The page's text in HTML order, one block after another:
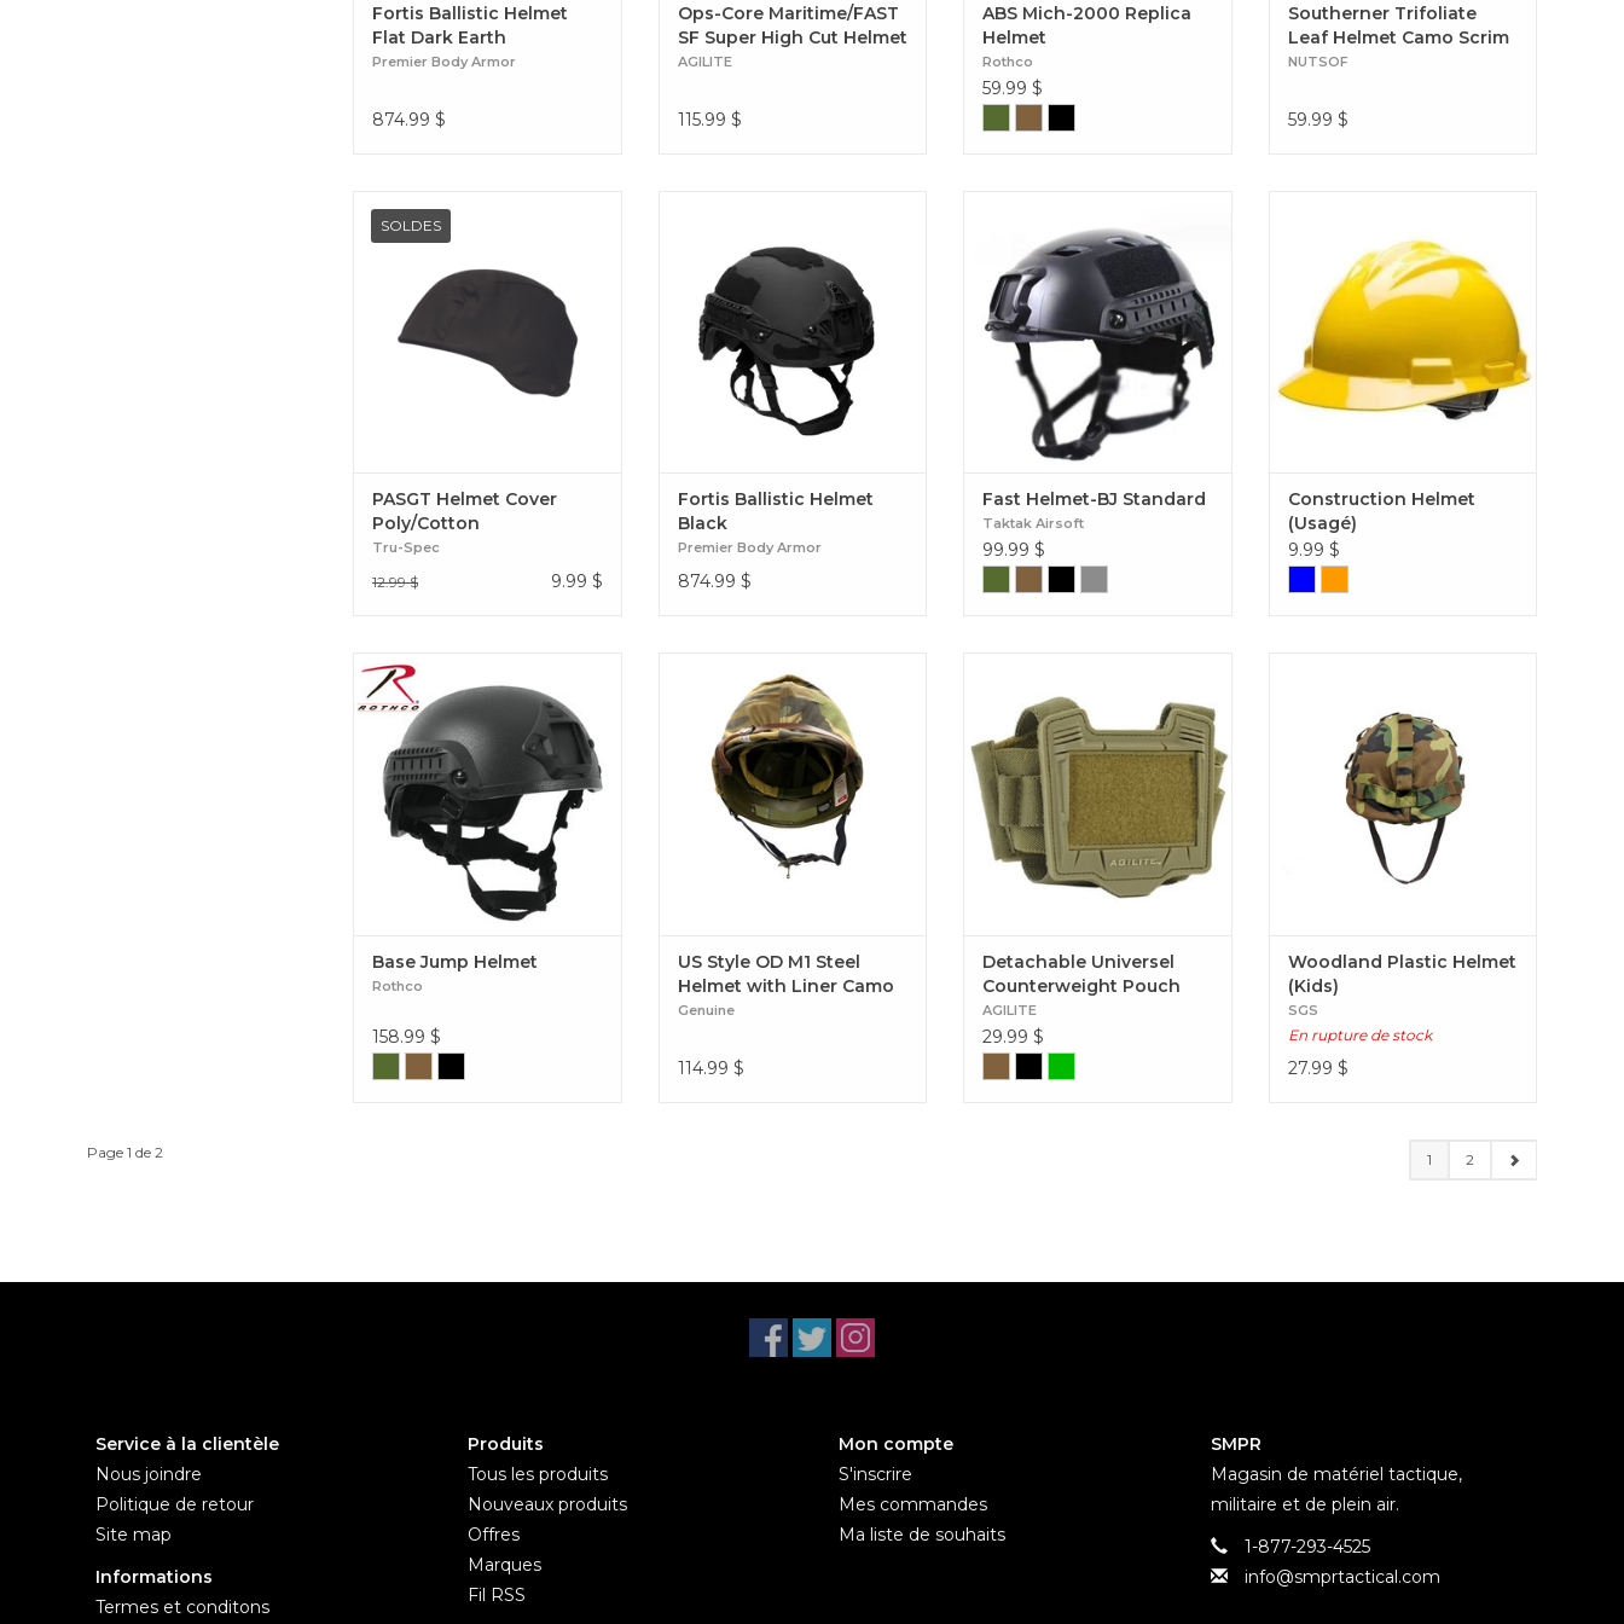
Fortis Ballistic Helmet
Flat Dark Earth
Premier Body Armor
874.99 $
Ops-Core Maritime/FAST
SF Super High Cut Helmet
Cover-Gen4 Multicam
AGILITE
115.99 $
ABS Mich-2000 Replica
Helmet
Rothco
59.99 $
Southerner Trifoliate
Leaf Helmet Camo Scrim
M81 Woodland
NUTSOF
59.99 $
SOLDES
PASGT Helmet Cover
Poly/Cotton
Tru-Spec
12.99 $ 9.99 $
également contre les explosions et
les débris qui les accompagnent.
Fortis Ballistic Helmet Black
Fortis Ballistic Helmet
Black
Premier Body Armor
874.99 $
BJ Standard
Fast Helmet-BJ Standard
Taktak Airsoft
99.99 $
Construction Helmet
(Usagé)
9.99 $
Base Jump Helmet
Rothco
158.99 $
couleur olive, avec housse de
camouflage intérieure US Style OD
M1 Steel Helmet with Liner Camo
US Style OD M1 Steel
Helmet with Liner Camo
Cover
Genuine
114.99 $
Detachable Universel
Counterweight Pouch
Detachable Universel
Counterweight Pouch
AGILITE
29.99 $
Woodland Plastic Helmet
(Kids)
SGS
En rupture de stock
27.99 $
Page 1 de 2 1 2
Service à la clientèle
Nous joindre
Politique de retour
Site map
Informations
Termes et conditons
Produits
Tous les produits
Nouveaux produits
Offres
Marques
Fil RSS
Mon compte
S'inscrire
Mes commandes
Ma liste de souhaits
SMPR
Magasin de matériel tactique,
militaire et de plein air.
1-877-293-4525
info@smprtactical.com